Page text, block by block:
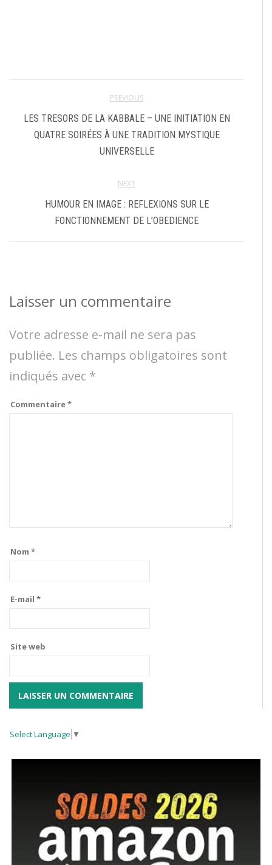
PREVIOUS
LES TRESORS DE LA KABBALE – UNE INITIATION EN
QUATRE SOIRÉES À UNE TRADITION MYSTIQUE
UNIVERSELLE
NEXT
HUMOUR EN IMAGE : REFLEXIONS SUR LE
FONCTIONNEMENT DE L’OBEDIENCE
Laisser un commentaire
Votre adresse e-mail ne sera pas
publiée. Les champs obligatoires sont
indiqués avec *
Commentaire*
Nom *
E-mail *
Site web
Select Language ▼